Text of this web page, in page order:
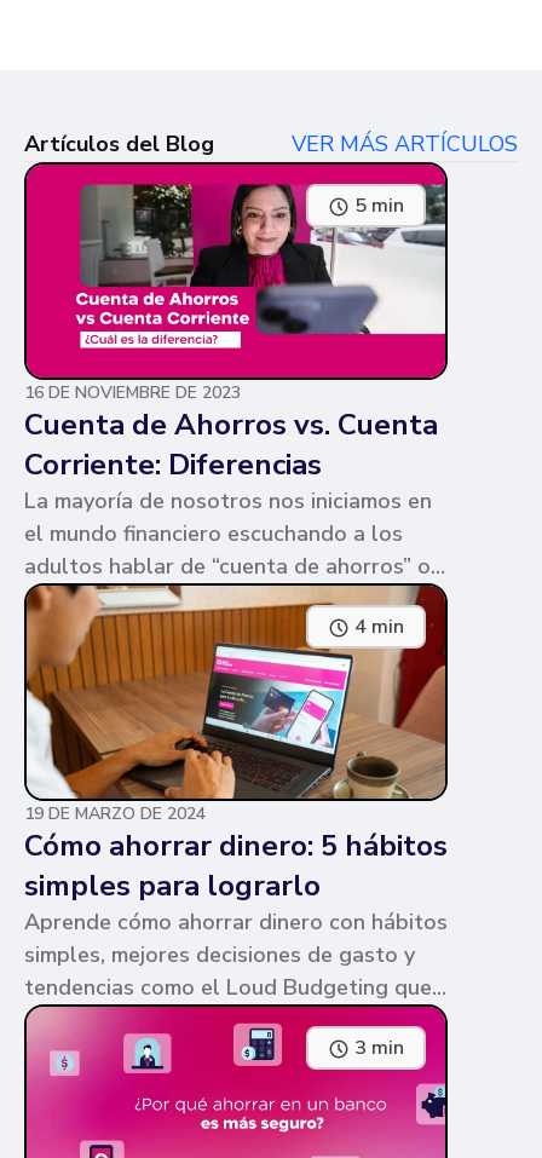
Artículos del Blog VER MÁS ARTÍCULOS
5 min
16 DE NOVIEMBRE DE 2023
Cuenta de Ahorros vs. Cuenta
Corriente: Diferencias
La mayoría de nosotros nos iniciamos en
el mundo financiero escuchando a los
adultos hablar de “cuenta de ahorros” o
“cuenta corriente”. Ambas cuentas
parecen similares y puede ser confuso,
pero te contamos en qué consiste cada
una y sus diferencias.
4 min
19 DE MARZO DE 2024
Cómo ahorrar dinero: 5 hábitos
simples para lograrlo
Aprende cómo ahorrar dinero con hábitos
simples, mejores decisiones de gasto y
tendencias como el Loud Budgeting que
pueden ayudarte a cumplir tus metas.
3 min